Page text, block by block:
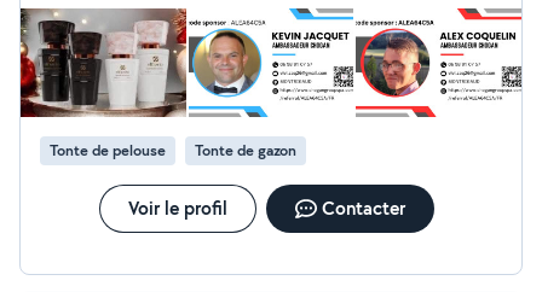
Déménagement & manutention ️Bricolage : montage
meubles, Ménage & préparation de plats Garde
d'enfants & d'animaux Location piscine Vente de
parfums : équivalents de grandes marques. Liste
disponible sur demande. Réponse rapide, travail sérieux
N'hésitez pas à me contacter !
Tonte de pelouse Tonte de gazon
Voir le profil Contacter